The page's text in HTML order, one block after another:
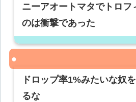
ニーアオートマタでトロフ
のは衝撃であった
ドロップ率1%みたいな奴
るな